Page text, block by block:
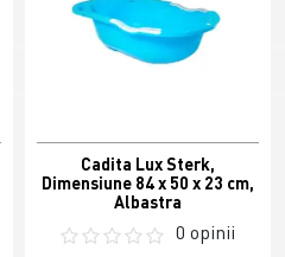
Cadita Lux Sterk,
Dimensiune 84 x 50 x 23 cm,
Albastra
0 opinii